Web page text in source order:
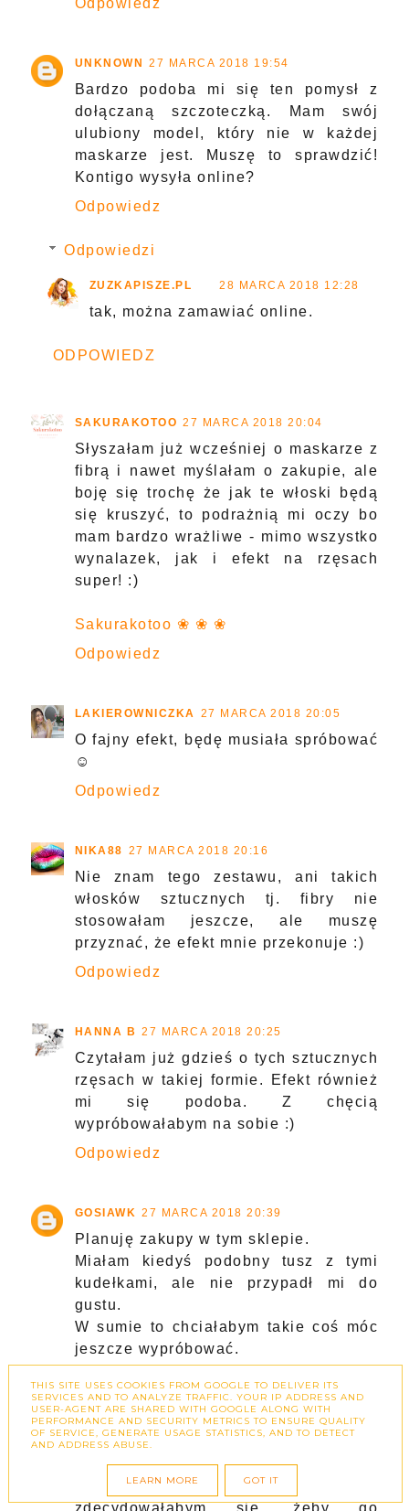
Odpowiedz
UNKNOWN 27 MARCA 2018 19:54
Bardzo podoba mi się ten pomysł z
dołączaną szczoteczką. Mam swój
ulubiony model, który nie w każdej
maskarze jest. Muszę to sprawdzić!
Kontigo wysyła online?
Odpowiedz
Odpowiedzi
ZUZKAPISZE.PL 28 MARCA 2018 12:28
tak, można zamawiać online.
ODPOWIEDZ
SAKURAKOTOO 27 MARCA 2018 20:04
Słyszałam już wcześniej o maskarze z
fibrą i nawet myślałam o zakupie, ale
boję się trochę że jak te włoski będą
się kruszyć, to podrażnią mi oczy bo
mam bardzo wrażliwe - mimo wszystko
wynalazek, jak i efekt na rzęsach
super! :)
Sakurakotoo ❀ ❀ ❀
Odpowiedz
LAKIEROWNICZKA 27 MARCA 2018 20:05
O fajny efekt, będę musiała spróbować
☺
Odpowiedz
NIKA88 27 MARCA 2018 20:16
Nie znam tego zestawu, ani takich
włosków sztucznych tj. fibry nie
stosowałam jeszcze, ale muszę
przyznać, że efekt mnie przekonuje :)
Odpowiedz
HANNA B 27 MARCA 2018 20:25
Czytałam już gdzieś o tych sztucznych
rzęsach w takiej formie. Efekt również
mi się podoba. Z chęcią
wypróbowałabym na sobie :)
Odpowiedz
GOSIAWK 27 MARCA 2018 20:39
Planuję zakupy w tym sklepie.
Miałam kiedyś podobny tusz z tymi
kudełkami, ale nie przypadł mi do
gustu.
W sumie to chciałabym takie coś móc
jeszcze wypróbować.
ANONIMOWY 27 MARCA 2018 20:40
Efekt końcowy jest naprawdę świetny,
aczkolwiek raczej nie
THIS SITE USES COOKIES FROM GOOGLE TO DELIVER ITS
SERVICES AND TO ANALYZE TRAFFIC. YOUR IP ADDRESS AND
USER-AGENT ARE SHARED WITH GOOGLE ALONG WITH
PERFORMANCE AND SECURITY METRICS TO ENSURE QUALITY
OF SERVICE, GENERATE USAGE STATISTICS, AND TO DETECT
AND ADDRESS ABUSE.
LEARN MORE GOT IT